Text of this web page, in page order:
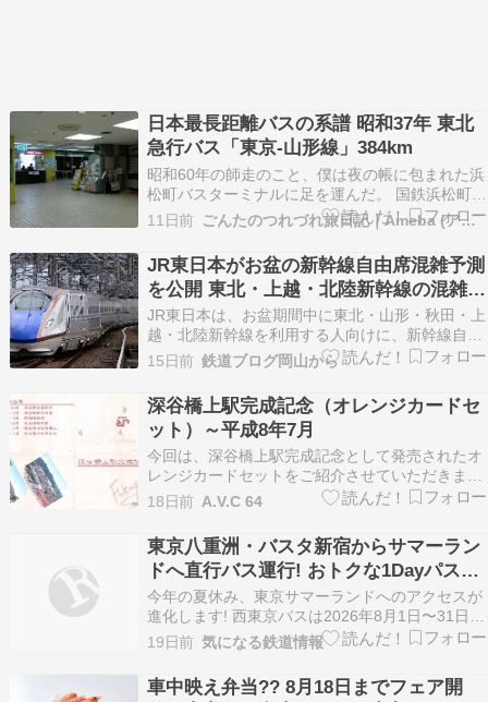
日本最長距離バスの系譜 昭和37年 東北
急行バス「東京-山形線」384km
昭和60年の師走のこと、僕は夜の帳に包まれた浜
松町バスターミナルに足を運んだ。 国鉄浜松町駅
から貿易センタービルへの渡り廊下を抜けると、
煌々と照明に照らし出されて賑やかな駅構内とは
空気が一変して、1階のバスターミナルへ降りる
エスカレーターは薄暗く、どことなく場末の雰囲
気がある。…
11日前 ごんたのつれづれ旅日記｜Ameba (アメーバ)
JR東日本がお盆の新幹線自由席混雑予測
を公開 東北・上越・北陸新幹線の混雑ピ
ークは？
JR東日本は、お盆期間中に東北・山形・秋田・上
越・北陸新幹線を利用する人向けに、新幹線自由
席の混雑予測を公開しました。 今年のゴールデン
ウィークにも公開されて好評だった取り組みで、
お盆期間でも引き続き実施されます。指定席が満
席になってしまった場合や、自由席を利用する予
定の人にとっ…
15日前 鉄道ブログ岡山から
深谷橋上駅完成記念（オレンジカードセ
ット）～平成8年7月
今回は、深谷橋上駅完成記念として発売されたオ
レンジカードセットをご紹介させていただきま
す。カードホルダーに記載されているとおり深谷
駅は明治16年10月に営業を開始し、平成8年7月
に橋上駅舎が完成したとのことです。新駅舎は東
京駅（赤レンガ駅舎）をモチーフにデザインされ
たとのことです…
18日前 A.V.C 64
東京八重洲・バスタ新宿からサマーラン
ドへ直行バス運行! おトクな1Dayパスで
夏のプールと推し活を楽しもう!(2026年
8/1〜31)
今年の夏休み、東京サマーランドへのアクセスが
進化します! 西東京バスは2026年8月1日〜31日の
期間限定で、従来の「バスタ新宿」発に加え、東
京駅直結の「バスターミナル東京八重洲」から乗
り換えなしでサマーランドへ向かう直
19日前 気になる鉄道情報
車中映え弁当?? 8月18日までフェア開